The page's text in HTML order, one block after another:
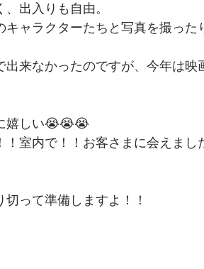
出入りも自由。
キャラクターたちと写真を撮った
出来なかったのですが、今年は
嬉しい😭😭😭
室内で！！お客さまに会えまし
って準備しますよ！！